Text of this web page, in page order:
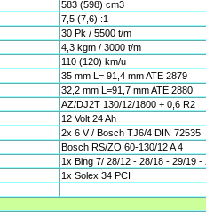
583 (598) cm3
7,5 (7,6) :1
30 Pk / 5500 t/m
4,3 kgm / 3000 t/m
110 (120) km/u
35 mm L= 91,4 mm ATE 2879
32,2 mm L=91,7 mm ATE 2880
AZ/DJ2T 130/12/1800 + 0,6 R2
12 Volt 24 Ah
2x 6 V / Bosch TJ6/4 DIN 72535
Bosch RS/ZO 60-130/12 A 4
1x Bing 7/ 28/12 - 28/18 - 29/19 -
1x Solex 34 PCI